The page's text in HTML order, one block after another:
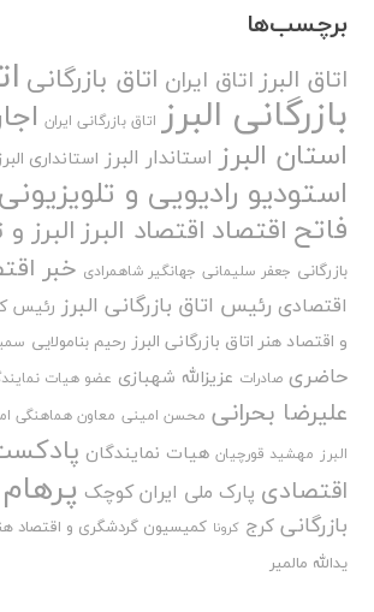
برچسب‌ها
اتاق البرزاتاق ایران اتاق بازرگانی
بازرگانی البرز اتاق بازرگانی ایران
استان البرز استاندار البرز استانداری
استودیو رادیویی و تلویزیونی
فاتح اقتصاد اقتصاد البرزالبرز
بازرگانی جعفر سلیمانی جهانگیر شاهمرادی خبر
اقتصادی رئیس اتاق بازرگانی البرز رئیس
و اقتصاد هنر اتاق بازرگانی البرز رحیم بنامولایی
حاضری صادرات عزیزالله شهبازی عضو هیات
علیرضا بحرانی محسن امینی معاون هماهنگی
البرز مهشید قورچیان هیات نمایندگان
اقتصادی پارک ملی ایران کوچک
بازرگانی کرج کرونا کمیسیون گردشگری و اقتصاد
یدالله مالمیر